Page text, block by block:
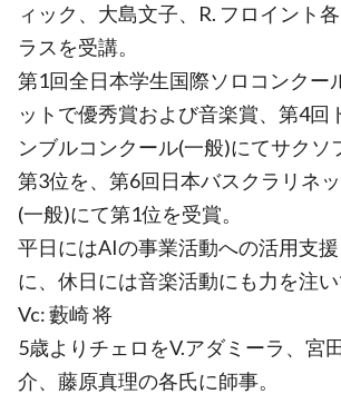
ィック、大島文子、R. フロイント
ラスを受講。
第1回全日本学生国際ソロコンクー
ットで優秀賞および音楽賞、第4回
ンブルコンクール(一般)にてサクソ
第3位を、第6回日本バスクラリネ
(一般)にて第1位を受賞。
平日にはAIの事業活動への活用支
に、休日には音楽活動にも力を注い
Vc: 藪崎 将
5歳よりチェロをV.アダミーラ、宮
介、藤原真理の各氏に師事。